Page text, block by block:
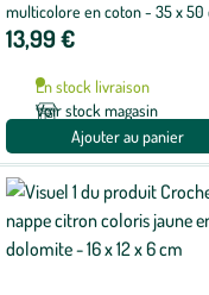
multicolore en coton - 35 x 50
13,99 €
En stock livraison
Voir stock magasin
Ajouter au panier